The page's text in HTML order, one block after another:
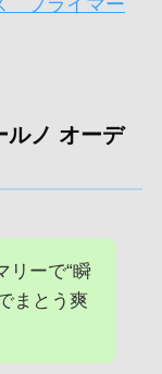
プライマー
ルノ オーデ
リーで“瞬
まとう爽